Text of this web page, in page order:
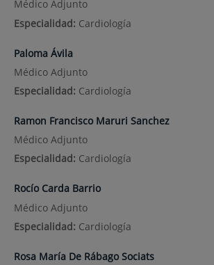
Médico Adjunto
Especialidad: Cardiología
Paloma Ávila
Médico Adjunto
Especialidad: Cardiología
Ramon Francisco Maruri Sanchez
Médico Adjunto
Especialidad: Cardiología
Rocío Carda Barrio
Médico Adjunto
Especialidad: Cardiología
Rosa María De Rábago Sociats